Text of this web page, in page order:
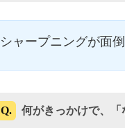
シャープニングが面倒
Q. 何がきっかけで、